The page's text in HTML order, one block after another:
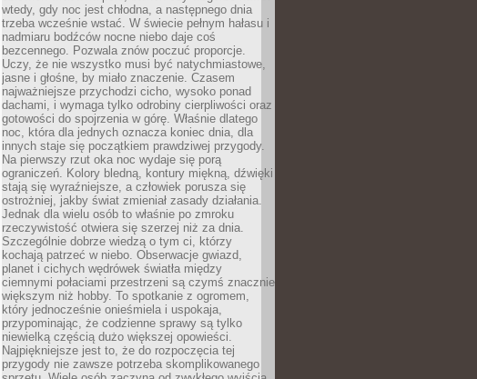
wtedy, gdy noc jest chłodna, a następnego dnia
trzeba wcześnie wstać. W świecie pełnym hałasu i
nadmiaru bodźców nocne niebo daje coś
bezcennego. Pozwala znów poczuć proporcje.
Uczy, że nie wszystko musi być natychmiastowe,
jasne i głośne, by miało znaczenie. Czasem
najważniejsze przychodzi cicho, wysoko ponad
dachami, i wymaga tylko odrobiny cierpliwości oraz
gotowości do spojrzenia w górę. Właśnie dlatego
noc, która dla jednych oznacza koniec dnia, dla
innych staje się początkiem prawdziwej przygody.
Na pierwszy rzut oka noc wydaje się porą
ograniczeń. Kolory bledną, kontury miękną, dźwięki
stają się wyraźniejsze, a człowiek porusza się
ostrożniej, jakby świat zmieniał zasady działania.
Jednak dla wielu osób to właśnie po zmroku
rzeczywistość otwiera się szerzej niż za dnia.
Szczególnie dobrze wiedzą o tym ci, którzy
kochają patrzeć w niebo. Obserwacje gwiazd,
planet i cichych wędrówek światła między
ciemnymi połaciami przestrzeni są czymś znacznie
większym niż hobby. To spotkanie z ogromem,
który jednocześnie onieśmiela i uspokaja,
przypominając, że codzienne sprawy są tylko
niewielką częścią dużo większej opowieści.
Najpiękniejsze jest to, że do rozpoczęcia tej
przygody nie zawsze potrzeba skomplikowanego